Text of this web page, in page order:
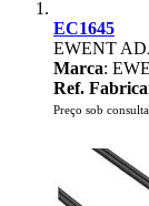
EC1645
EWENT
Marca:
Ref.
Preço sob consulta